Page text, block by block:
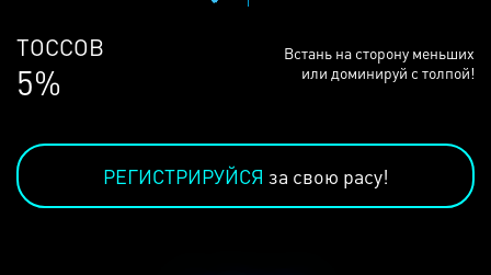
ЛЮДЕЙ
68%
Встань на сторону меньших
или доминируй с толпой!
РЕГИСТРИРУЙСЯ за свою расу!